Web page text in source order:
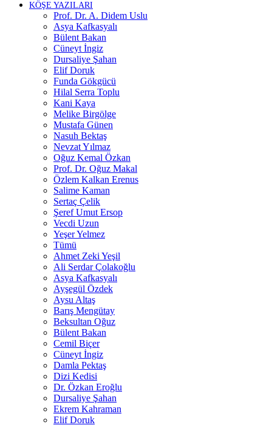
KÖŞE YAZILARI
Prof. Dr. A. Didem Uslu
Asya Kafkasyalı
Bülent Bakan
Cüneyt İngiz
Dursaliye Şahan
Elif Doruk
Funda Gökgücü
Hilal Serra Toplu
Kani Kaya
Melike Birgölge
Mustafa Günen
Nasuh Bektaş
Nevzat Yılmaz
Oğuz Kemal Özkan
Prof. Dr. Oğuz Makal
Özlem Kalkan Erenus
Salime Kaman
Sertaç Çelik
Şeref Umut Ersop
Vecdi Uzun
Yeşer Yelmez
Tümü
Ahmet Zeki Yeşil
Ali Serdar Çolakoğlu
Asya Kafkasyalı
Ayşegül Özdek
Aysu Altaş
Barış Mengütay
Beksultan Oğuz
Bülent Bakan
Cemil Biçer
Cüneyt İngiz
Damla Pektaş
Dizi Kedisi
Dr. Özkan Eroğlu
Dursaliye Şahan
Ekrem Kahraman
Elif Doruk